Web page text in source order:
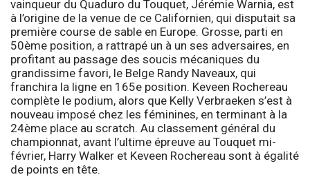
vainqueur du Quaduro du Touquet, Jérémie Warnia, est
à l’origine de la venue de ce Californien, qui disputait sa
première course de sable en Europe. Grosse, parti en
50ème position, a rattrapé un à un ses adversaires, en
profitant au passage des soucis mécaniques du
grandissime favori, le Belge Randy Naveaux, qui
franchira la ligne en 165e position. Keveen Rochereau
complète le podium, alors que Kelly Verbraeken s’est à
nouveau imposé chez les féminines, en terminant à la
24ème place au scratch. Au classement général du
championnat, avant l’ultime épreuve au Touquet mi-
février, Harry Walker et Keveen Rochereau sont à égalité
de points en tête.